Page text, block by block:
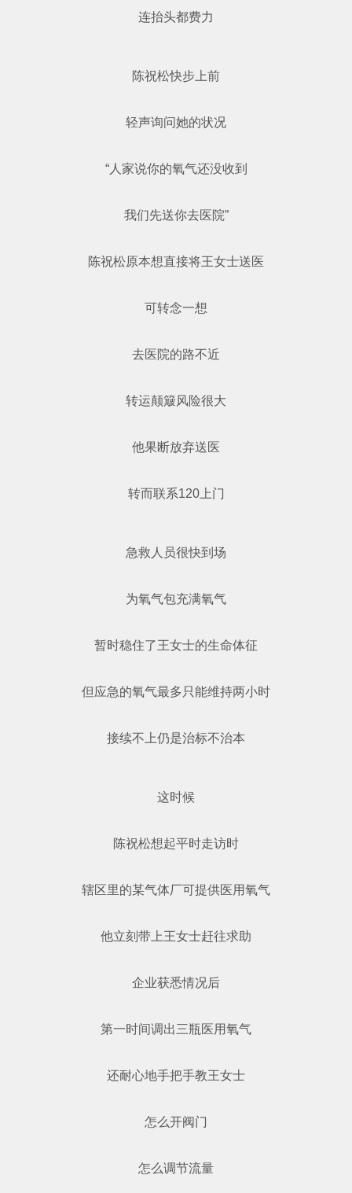
连抬头都费力
陈祝松快步上前
轻声询问她的状况
“人家说你的氧气还没收到
我们先送你去医院”
陈祝松原本想直接将王女士送医
可转念一想
去医院的路不近
转运颠簸风险很大
他果断放弃送医
转而联系120上门
急救人员很快到场
为氧气包充满氧气
暂时稳住了王女士的生命体征
但应急的氧气最多只能维持两小时
接续不上仍是治标不治本
这时候
陈祝松想起平时走访时
辖区里的某气体厂可提供医用氧气
他立刻带上王女士赶往求助
企业获悉情况后
第一时间调出三瓶医用氧气
还耐心地手把手教王女士
怎么开阀门
怎么调节流量